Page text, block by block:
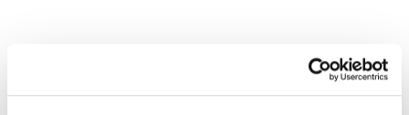
TECHNIQUES :